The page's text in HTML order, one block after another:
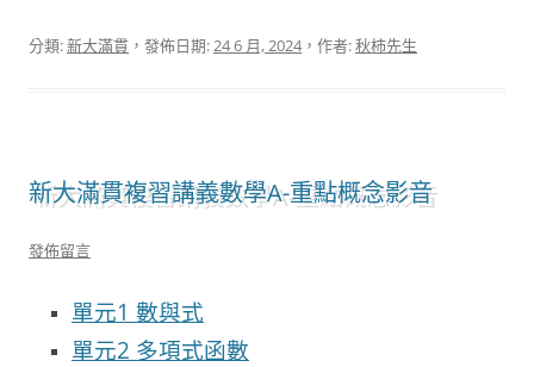
分類:新大滿貫 ，發佈日期:24 6 月, 2024，作者:秋柿先生
新大滿貫複習講義數學A-重點概念影音
發佈留言
單元1 數與式
單元2 多項式函數